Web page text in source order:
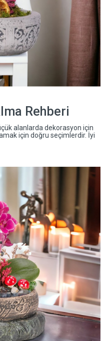
Rehberi
alanlarda dekorasyon için
için doğru seçimlerdir. İyi